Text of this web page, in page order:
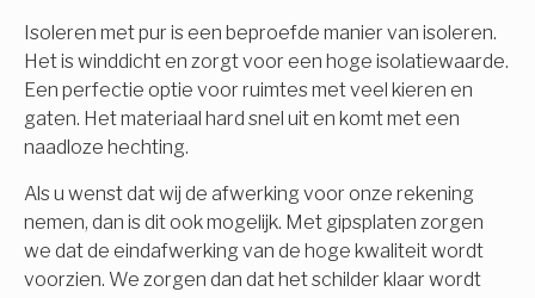
Isoleren met pur is een beproefde manier van isoleren.
Het is winddicht en zorgt voor een hoge isolatiewaarde.
Een perfectie optie voor ruimtes met veel kieren en
gaten. Het materiaal hard snel uit en komt met een
naadloze hechting.
Als u wenst dat wij de afwerking voor onze rekening
nemen, dan is dit ook mogelijk. Met gipsplaten zorgen
we dat de eindafwerking van de hoge kwaliteit wordt
voorzien. We zorgen dan dat het schilder klaar wordt